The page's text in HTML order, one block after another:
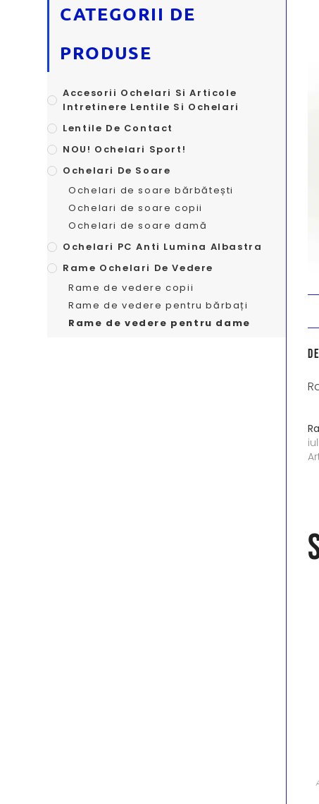
CATEGORII DE
PRODUSE
Accesorii Ochelari Si Articole
Intretinere Lentile Si Ochelari
Lentile De Contact
NOU! Ochelari Sport!
Ochelari De Soare
Ochelari de soare bărbătești
Ochelari de soare copii
Ochelari de soare damă
Ochelari PC Anti Lumina Albastra
Rame Ochelari De Vedere
Rame de vedere copii
Rame de vedere pentru bărbați
Rame de vedere pentru dame